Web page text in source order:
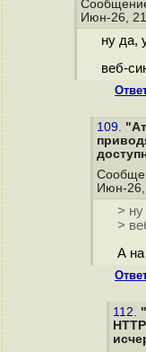
Июн-26,
ну да,
веб-
109.
Июн-26,
> ну
>
А на
112.